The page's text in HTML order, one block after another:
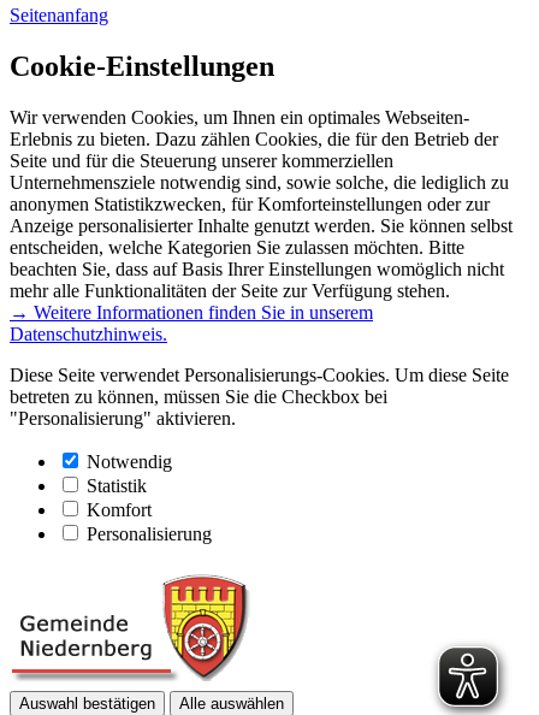
Seitenanfang
Cookie-Einstellungen
Wir verwenden Cookies, um Ihnen ein optimales Webseiten-
Erlebnis zu bieten. Dazu zählen Cookies, die für den Betrieb der
Seite und für die Steuerung unserer kommerziellen
Unternehmensziele notwendig sind, sowie solche, die lediglich zu
anonymen Statistikzwecken, für Komforteinstellungen oder zur
Anzeige personalisierter Inhalte genutzt werden. Sie können selbst
entscheiden, welche Kategorien Sie zulassen möchten. Bitte
beachten Sie, dass auf Basis Ihrer Einstellungen womöglich nicht
mehr alle Funktionalitäten der Seite zur Verfügung stehen.
→ Weitere Informationen finden Sie in unserem
Datenschutzhinweis.
Diese Seite verwendet Personalisierungs-Cookies. Um diese Seite
betreten zu können, müssen Sie die Checkbox bei
"Personalisierung" aktivieren.
Notwendig
Statistik
Komfort
Personalisierung
Auswahl bestätigen Alle auswählen